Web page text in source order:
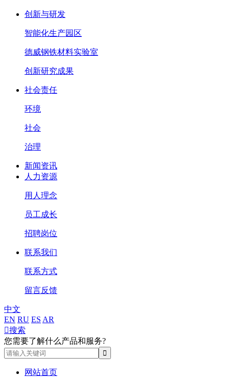
创新与研发
智能化生产园区
德威钢铁材料实验室
创新研究成果
社会责任
环境
社会
治理
新闻资讯
人力资源
用人理念
员工成长
招聘岗位
联系我们
联系方式
留言反馈
中文
EN RU ES AR
搜索
您需要了解什么产品和服务?
网站首页